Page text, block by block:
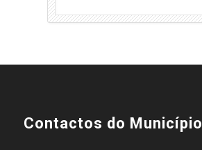
Contactos do Município